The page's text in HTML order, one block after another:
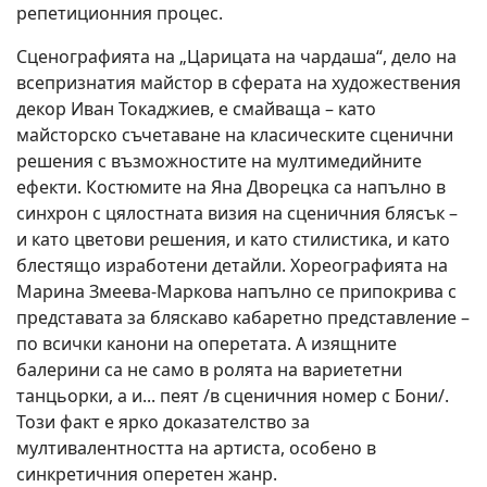
репетиционния процес.
Сценографията на „Царицата на чардаша“, дело на
всепризнатия майстор в сферата на художествения
декор Иван Токаджиев, е смайваща – като
майсторско съчетаване на класическите сценични
решения с възможностите на мултимедийните
ефекти. Костюмите на Яна Дворецка са напълно в
синхрон с цялостната визия на сценичния блясък –
и като цветови решения, и като стилистика, и като
блестящо изработени детайли. Хореографията на
Марина Змеева-Маркова напълно се припокрива с
представата за бляскаво кабаретно представление –
по всички канони на оперетата. А изящните
балерини са не само в ролята на вариететни
танцьорки, а и... пеят /в сценичния номер с Бони/.
Този факт е ярко доказателство за
мултивалентността на артиста, особено в
синкретичния оперетен жанр.